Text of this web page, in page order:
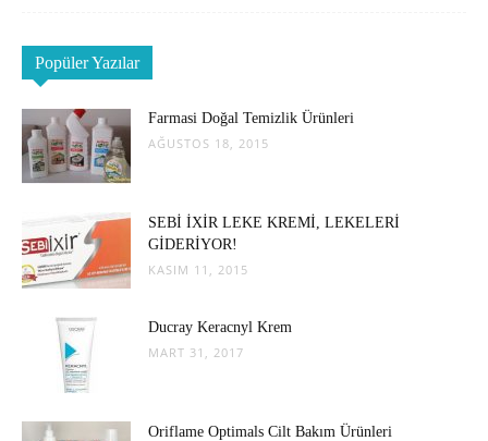
Popüler Yazılar
Farmasi Doğal Temizlik Ürünleri
AĞUSTOS 18, 2015
SEBİ İXİR LEKE KREMİ, LEKELERİ
GİDERİYOR!
KASIM 11, 2015
Ducray Keracnyl Krem
MART 31, 2017
Oriflame Optimals Cilt Bakım Ürünleri